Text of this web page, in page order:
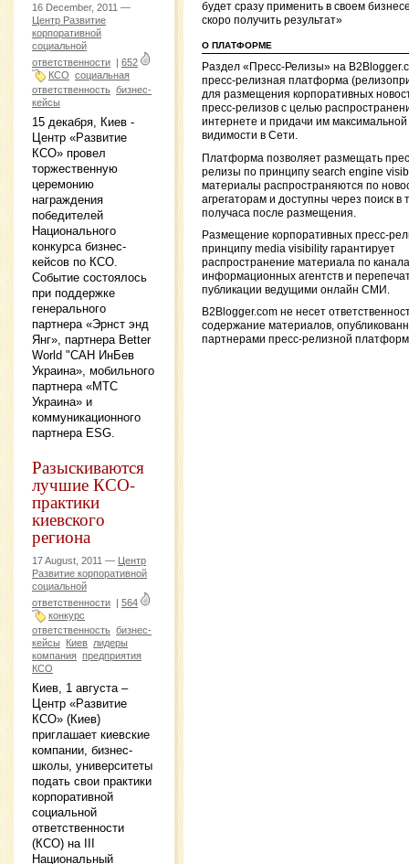
16 December, 2011 —
Центр Развитие
корпоративной
социальной
ответственности | 652
КСО социальная
ответственность бизнес-
кейсы
15 декабря, Киев -
Центр «Развитие
КСО» провел
торжественную
церемонию
награждения
победителей
Национального
конкурса бизнес-
кейсов по КСО.
Событие состоялось
при поддержке
генерального
партнера «Эрнст энд
Янг», партнера Better
World "САН ИнБев
Украина», мобильного
партнера «МТС
Украина» и
коммуникационного
партнера ESG.
Разыскиваются
лучшие КСО-
практики
киевского
региона
17 August, 2011 — Центр
Развитие корпоративной
социальной
ответственности | 564
конкурс
ответственность бизнес-
кейсы
Киев лидеры
компания предприятия
КСО
Киев, 1 августа –
Центр «Развитие
КСО» (Киев)
приглашает киевские
компании, бизнес-
школы, университеты
подать свои практики
корпоративной
социальной
ответственности
(КСО) на ІІІ
Национальный
будет сразу применить в своем
скоро получить результат»
О ПЛАТФОРМЕ
Раздел «Пресс-Релизы» на
пресс-релизная платформа
для размещения корпоративных
пресс-релизов с целью
интернете и придачи им максимальной
видимости в Сети.
Платформа позволяет размещать
релизы по принципу search engine
материалы распространяются по
агрегаторам и доступны через поиск в
получаса после размещения.
Размещение корпоративных пресс-
принципу media visibility гарантирует
распространение материала по
информационных агентств и
публикации ведущими онлайн СМИ.
B2Blogger.com не несет
содержание материалов,
партнерами пресс-релизной